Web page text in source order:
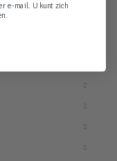
e-mail. U kunt zich